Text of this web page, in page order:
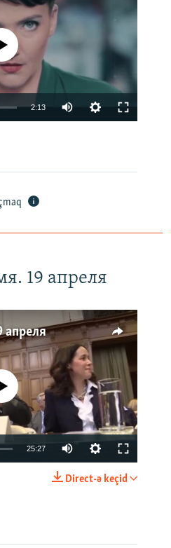
currently available
2:13
19 апреля
апреля
currently available
25:27
Direct-ə keçid